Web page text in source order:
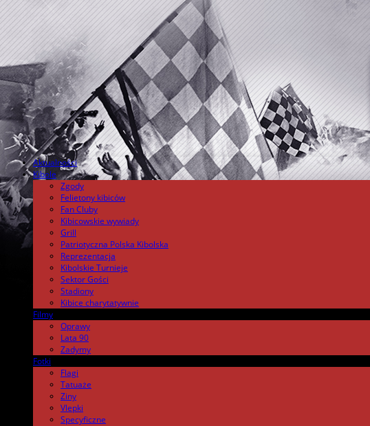
Aktualności .
Kibole
Zgody
Felietony kibiców
Fan Cluby
Kibicowskie wywiady
Grill
Patriotyczna Polska Kibolska
Reprezentacja
Kibolskie Turnieje
Sektor Gości
Stadiony
Kibice charytatywnie
Filmy
Oprawy
Lata 90
Zadymy
Fotki
Flagi
Tatuaże
Ziny
Vlepki
Specyficzne